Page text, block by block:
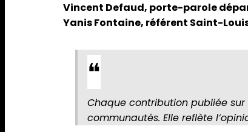
Vincent Defaud, porte-parole
Yanis Fontaine, référent Saint-
Chaque contribution publiée
communautés. Elle reflète